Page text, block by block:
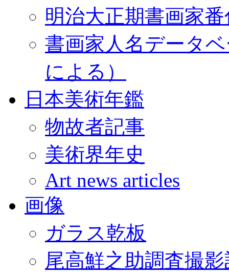
明治大正期書画家
書画家人名データ
による）
日本美術年鑑
物故者記事
美術界年史
Art news articles
画像
ガラス乾板
尾高鮮之助調査撮